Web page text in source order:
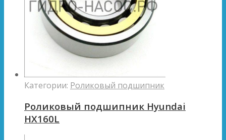
Категории: Роликовый подшипник
Роликовый подшипник Hyundai
HX160L